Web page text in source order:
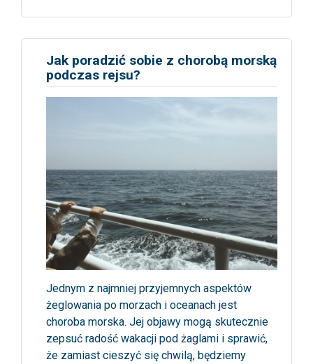
Jak poradzić sobie z chorobą morską
podczas rejsu?
Jednym z najmniej przyjemnych aspektów
żeglowania po morzach i oceanach jest
choroba morska. Jej objawy mogą skutecznie
zepsuć radość wakacji pod żaglami i sprawić,
że zamiast cieszyć się chwilą, będziemy